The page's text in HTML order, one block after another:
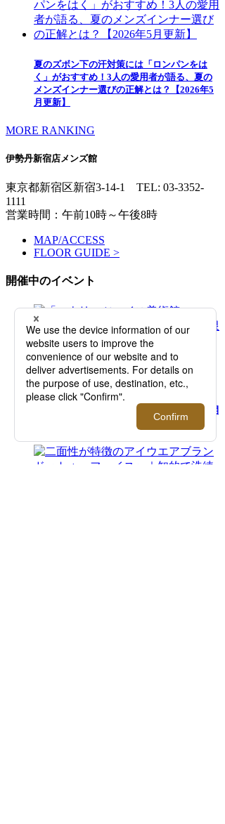
夏のズボン下の汗対策には「ロンパンをは
く」がおすすめ！3人の愛用者が語る、夏の
メンズインナー選びの正解とは？【2026年5
月更新】
MORE RANKING
伊勢丹新宿店メンズ館
東京都新宿区新宿3-14-1 TEL: 03-3352-
1111
営業時間：午前10時～午後8時
MAP/ACCESS
FLOOR GUIDE >
開催中のイベント
2026.08.05 - 08.11
「マウリッツハイス美術館」×＜タグス ワー
キングパーティ＞ 期間限定ポップアップを開